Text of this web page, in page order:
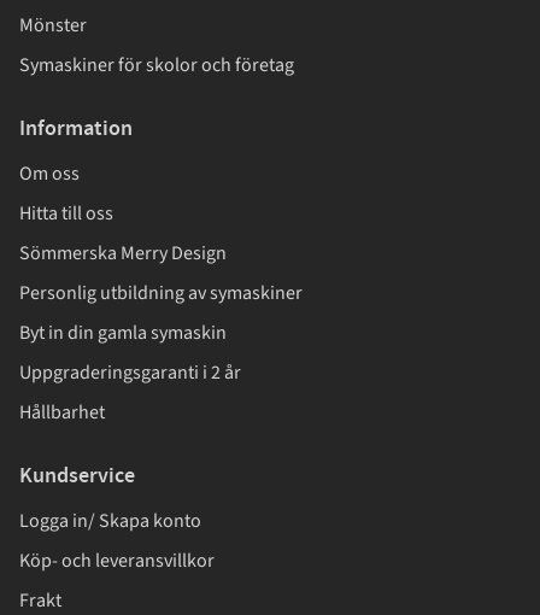
Mönster
Symaskiner för skolor och företag
Information
Om oss
Hitta till oss
Sömmerska Merry Design
Personlig utbildning av symaskiner
Byt in din gamla symaskin
Uppgraderingsgaranti i 2 år
Hållbarhet
Kundservice
Logga in/ Skapa konto
Köp- och leveransvillkor
Frakt